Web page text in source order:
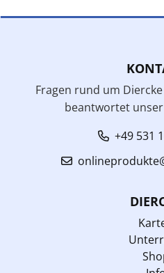
Fragen rund um
beantwortet
+49 531